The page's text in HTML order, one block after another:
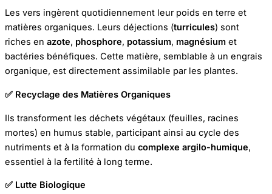
Les vers ingèrent quotidiennement leur poids en terre et
matières organiques. Leurs déjections (turricules) sont
riches en azote, phosphore, potassium, magnésium et
bactéries bénéfiques. Cette matière, semblable à un engrais
organique, est directement assimilable par les plantes.
✅ Recyclage des Matières Organiques
Ils transforment les déchets végétaux (feuilles, racines
mortes) en humus stable, participant ainsi au cycle des
nutriments et à la formation du complexe argilo-humique,
essentiel à la fertilité à long terme.
✅ Lutte Biologique